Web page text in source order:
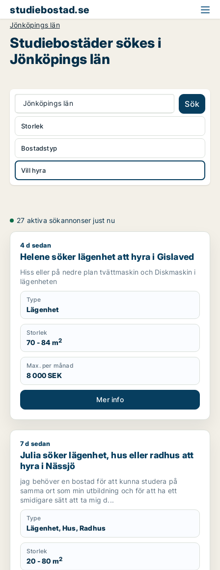
studiebostad.se
Jönköpings län
Studiebostäder sökes i
Jönköpings län
Jönköpings län Sök
Bostadstyp
Vill hyra
Storlek
27 aktiva sökannonser just nu
Helene söker lägenhet att hyra i Gislaved
4 d sedan
Helene söker lägenhet att hyra i Gislaved
Hiss eller på nedre plan tvättmaskin och Diskmaskin i
lägenheten
Type
Lägenhet
Storlek
70 - 84 m2
Max. per månad
8 000 SEK
Mer info
Julia söker lägenhet, hus eller radhus att hyra i Nässjö
7 d sedan
Julia söker lägenhet, hus eller radhus att
hyra i Nässjö
jag behöver en bostad för att kunna studera på
samma ort som min utbildning och för att ha ett
smidigare sätt att ta mig d...
Type
Lägenhet, Hus, Radhus
Storlek
20 - 80 m2